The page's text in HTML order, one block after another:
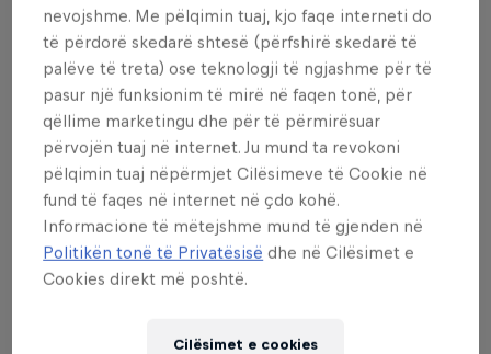
nevojshme. Me pëlqimin tuaj, kjo faqe interneti do
të përdorë skedarë shtesë (përfshirë skedarë të
palëve të treta) ose teknologji të ngjashme për të
pasur një funksionim të mirë në faqen tonë, për
qëllime marketingu dhe për të përmirësuar
përvojën tuaj në internet. Ju mund ta revokoni
pëlqimin tuaj nëpërmjet Cilësimeve të Cookie në
fund të faqes në internet në çdo kohë.
Informacione të mëtejshme mund të gjenden në
Politikën tonë të Privatësisë dhe në Cilësimet e
Cookies direkt më poshtë.
Cilësimet e cookies